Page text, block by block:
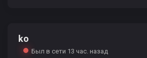
ko
Был в сети 13 час. назад